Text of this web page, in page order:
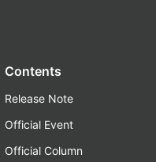
Contents
Release Note
Official Event
Official Column